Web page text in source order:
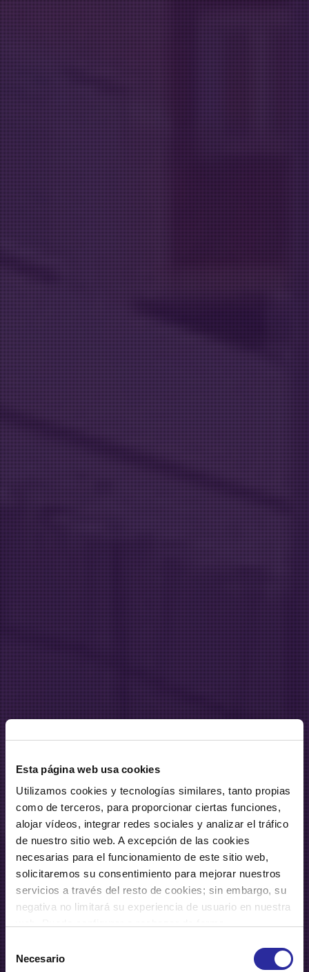
Esta página web usa cookies
Utilizamos cookies y tecnologías similares, tanto propias
como de terceros, para proporcionar ciertas funciones,
alojar vídeos, integrar redes sociales y analizar el tráfico
de nuestro sitio web. A excepción de las cookies
necesarias para el funcionamiento de este sitio web,
solicitaremos su consentimiento para mejorar nuestros
servicios a través del resto de cookies; sin embargo, su
negativa no limitará su experiencia de usuario en nuestra
más información, puede consultar nuestra
Política de
Necesario